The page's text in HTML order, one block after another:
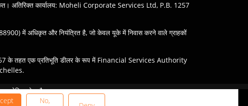
कार्यालय: Moheli Corporate Services Ltd, P.B. 1257
में अधिकृत और नियंत्रित है, जो केवल यूके में निवास करने वाले ग्राहकों
के तहत एक प्रतिभूति डीलर के रूप में Financial Services Authority
सुनिश्चित करें। उत्पादों या सेवाओं तक पहुंच स्थानीय कानूनी प्रतिबंधों के
जोखिम होता है।
जोखिमों को समझते हैं।
No,